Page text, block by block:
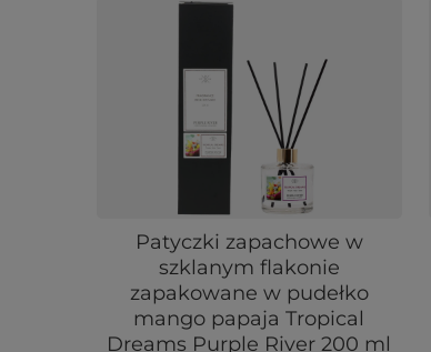
Patyczki zapachowe w
szklanym flakonie
zapakowane w pudełko
mango papaja Tropical
Dreams Purple River 200 ml